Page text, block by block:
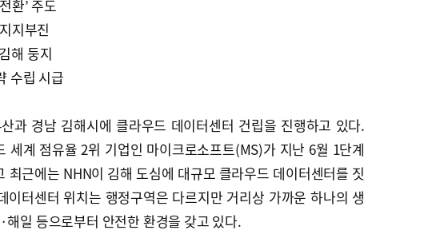
환’ 주도
지부진
해 둥지
수립 시급
과 경남 김해시에 클라우드 데이터센터 건립을 진행하고 있다.
세계 점유율 2위 기업인 마이크로소프트(MS)가 지난 6월 1단계
최근에는 NHN이 김해 도심에 대규모 클라우드 데이터센터를 짓
이터센터 위치는 행정구역은 다르지만 거리상 가까운 하나의 생
일 등으로부터 안전한 환경을 갖고 있다.